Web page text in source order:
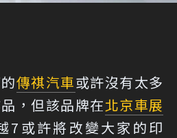
傳祺汽車或許沒有太多
，但該品牌在北京車展
7或許將改變大家的印